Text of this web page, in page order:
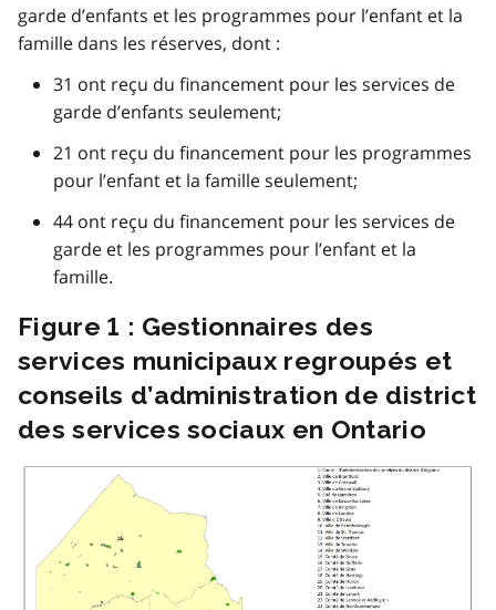
garde d’enfants et les programmes pour l’enfant et la
famille dans les réserves, dont :
31 ont reçu du financement pour les services de
garde d’enfants seulement;
21 ont reçu du financement pour les programmes
pour l’enfant et la famille seulement;
44 ont reçu du financement pour les services de
garde et les programmes pour l’enfant et la
famille.
Figure 1 : Gestionnaires des
services municipaux regroupés et
conseils d’administration de district
des services sociaux en Ontario